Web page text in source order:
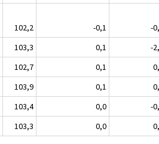
102,2 -0,1
-
103,3 0,1
-
102,7 0,1
103,9 0,1
103,4 0,0
-
103,3 0,0